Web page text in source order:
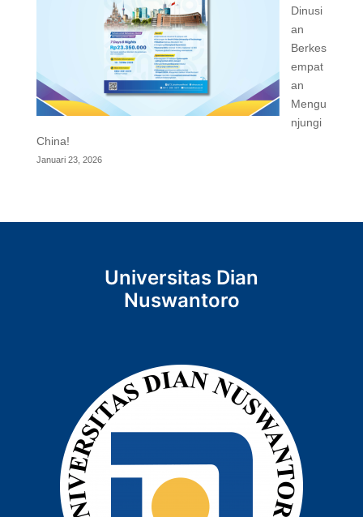
Dinusi
an
Berkes
empat
an
Mengu
njungi
China!
Januari 23, 2026
Universitas Dian
Nuswantoro